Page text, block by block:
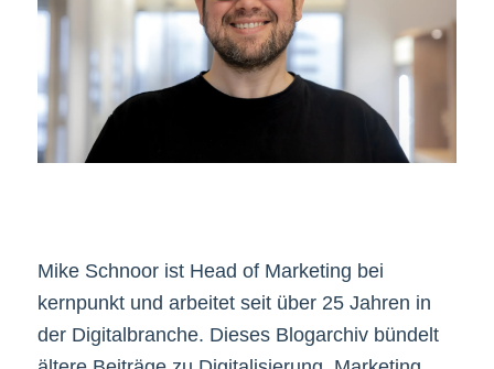
Mike Schnoor ist Head of Marketing bei
kernpunkt und arbeitet seit über 25 Jahren in
der Digitalbranche. Dieses Blogarchiv bündelt